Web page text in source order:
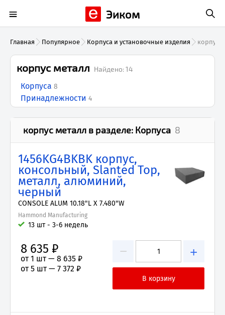
Эиком
Главная Популярное Корпуса и установочные изделия корпус
корпус металл Найдено:14
Корпуса 8
Принадлежности 4
корпус металл в разделе: Корпуса 8
1456KG4BKBK корпус,
консольный, Slanted Top,
металл, алюминий,
черный
CONSOLE ALUM 10.18"L X 7.480"W
Hammond Manufacturing
13 шт - 3-6 недель
− +
8 635 ₽
от 1 шт — 8 635 ₽
от 5 шт — 7 372 ₽